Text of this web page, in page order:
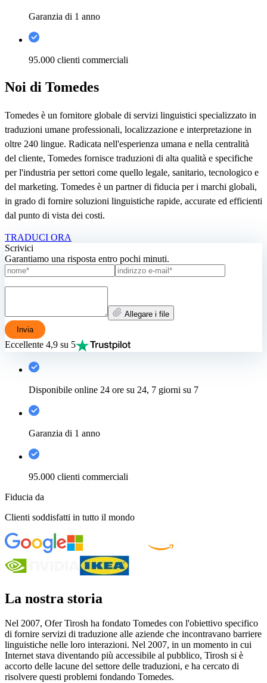
Garanzia di 1 anno
95.000 clienti commerciali
Noi di Tomedes
Tomedes è un fornitore globale di servizi linguistici specializzato in
traduzioni umane professionali, localizzazione e interpretazione in
oltre 240 lingue. Radicata nell'esperienza umana e nella centralità
del cliente, Tomedes fornisce traduzioni di alta qualità e specifiche
per l'industria per settori come quello legale, sanitario, tecnologico e
del marketing. Tomedes è un partner di fiducia per i marchi globali,
in grado di fornire soluzioni linguistiche rapide, accurate ed efficienti
dal punto di vista dei costi.
TRADUCI ORA
Scrivici
Garantiamo una risposta entro pochi minuti.
Allegare i file
Invia
Eccellente 4,9 su 5
Disponibile online 24 ore su 24, 7 giorni su 7
Garanzia di 1 anno
95.000 clienti commerciali
Fiducia da
Clienti soddisfatti in tutto il mondo
La nostra storia
Nel 2007, Ofer Tirosh ha fondato Tomedes con l'obiettivo specifico
di fornire servizi di traduzione alle aziende che incontravano barriere
linguistiche nelle loro interazioni. Nel 2007, in un momento in cui
Internet stava diventando più accessibile al pubblico, Tirosh si è
accorto delle lacune del settore delle traduzioni, e ha cercato di
risolvere questi problemi fondando Tomedes.